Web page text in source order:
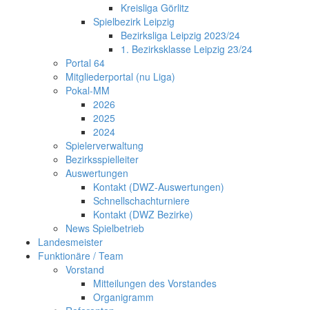
Kreisliga Görlitz
Spielbezirk Leipzig
Bezirksliga Leipzig 2023/24
1. Bezirksklasse Leipzig 23/24
Portal 64
Mitgliederportal (nu Liga)
Pokal-MM
2026
2025
2024
Spielerverwaltung
Bezirksspielleiter
Auswertungen
Kontakt (DWZ-Auswertungen)
Schnellschachturniere
Kontakt (DWZ Bezirke)
News Spielbetrieb
Landesmeister
Funktionäre / Team
Vorstand
Mitteilungen des Vorstandes
Organigramm